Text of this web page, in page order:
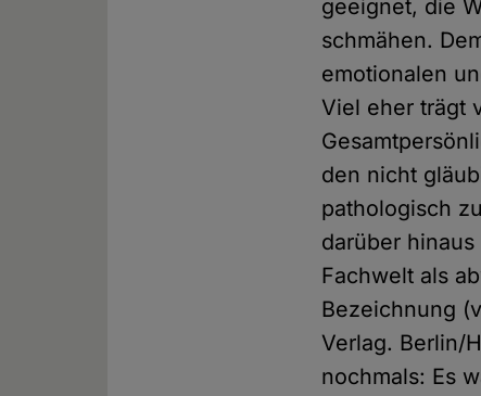
geeignet, die
schmähen.
emotionalen
Viel eher trägt
den nicht
pathologisch
darüber
Fachwelt als
Bezeichnung
Verlag. Berlin/
nochmals: Es